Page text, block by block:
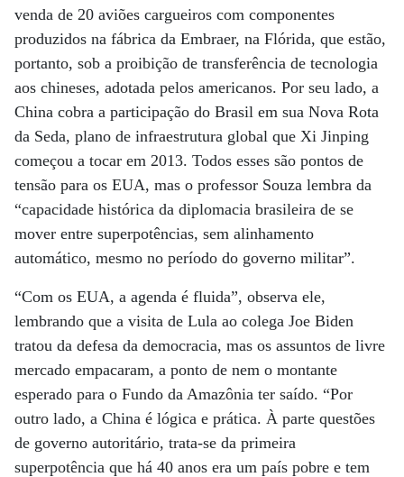
venda de 20 aviões cargueiros com componentes
produzidos na fábrica da Embraer, na Flórida, que estão,
portanto, sob a proibição de transferência de tecnologia
aos chineses, adotada pelos americanos. Por seu lado, a
China cobra a participação do Brasil em sua Nova Rota
da Seda, plano de infraestrutura global que Xi Jinping
começou a tocar em 2013. Todos esses são pontos de
tensão para os EUA, mas o professor Souza lembra da
“capacidade histórica da diplomacia brasileira de se
mover entre superpotências, sem alinhamento
automático, mesmo no período do governo militar”.
“Com os EUA, a agenda é fluida”, observa ele,
lembrando que a visita de Lula ao colega Joe Biden
tratou da defesa da democracia, mas os assuntos de livre
mercado empacaram, a ponto de nem o montante
esperado para o Fundo da Amazônia ter saído. “Por
outro lado, a China é lógica e prática. À parte questões
de governo autoritário, trata-se da primeira
superpotência que há 40 anos era um país pobre e tem